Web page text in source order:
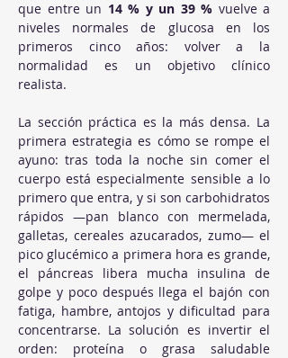
que entre un 14 % y un 39 % vuelve a
niveles normales de glucosa en los
primeros cinco años: volver a la
normalidad es un objetivo clínico
realista.
La sección práctica es la más densa. La
primera estrategia es cómo se rompe el
ayuno: tras toda la noche sin comer el
cuerpo está especialmente sensible a lo
primero que entra, y si son carbohidratos
rápidos —pan blanco con mermelada,
galletas, cereales azucarados, zumo— el
pico glucémico a primera hora es grande,
el páncreas libera mucha insulina de
golpe y poco después llega el bajón con
fatiga, hambre, antojos y dificultad para
concentrarse. La solución es invertir el
orden: proteína o grasa saludable